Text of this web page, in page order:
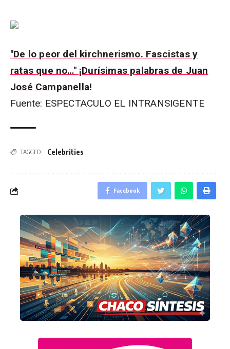
"De lo peor del kirchnerismo. Fascistas y
ratas que no…" ¡Durísimas palabras de Juan
José Campanella!
Fuente: ESPECTACULO EL INTRANSIGENTE
TAGGED: Celebrities
Facebook